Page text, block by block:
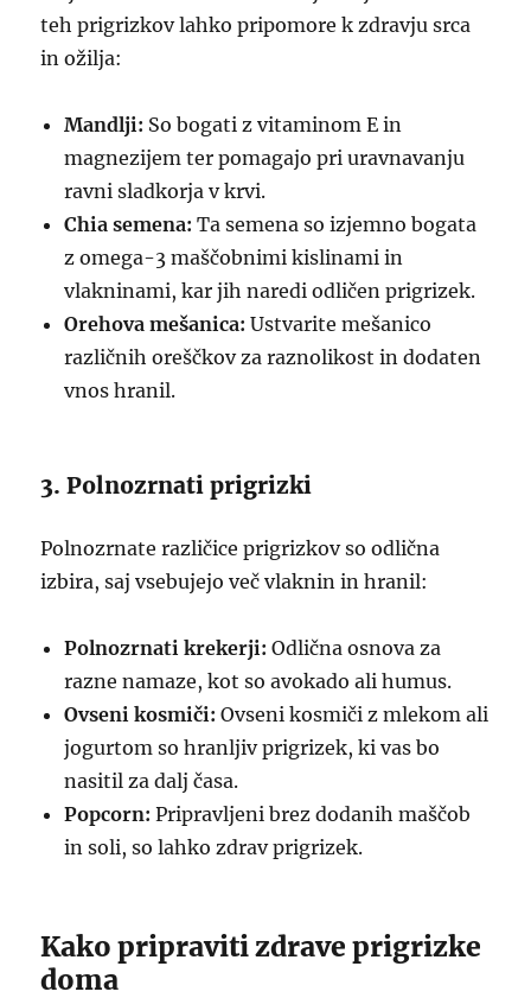
teh prigrizkov lahko pripomore k zdravju srca
in ožilja:
Mandlji: So bogati z vitaminom E in
magnezijem ter pomagajo pri uravnavanju
ravni sladkorja v krvi.
Chia semena: Ta semena so izjemno bogata
z omega-3 maščobnimi kislinami in
vlakninami, kar jih naredi odličen prigrizek.
Orehova mešanica: Ustvarite mešanico
različnih oreščkov za raznolikost in dodaten
vnos hranil.
3. Polnozrnati prigrizki
Polnozrnate različice prigrizkov so odlična
izbira, saj vsebujejo več vlaknin in hranil:
Polnozrnati krekerji: Odlična osnova za
razne namaze, kot so avokado ali humus.
Ovseni kosmiči: Ovseni kosmiči z mlekom ali
jogurtom so hranljiv prigrizek, ki vas bo
nasitil za dalj časa.
Popcorn: Pripravljeni brez dodanih maščob
in soli, so lahko zdrav prigrizek.
Kako pripraviti zdrave prigrizke
doma